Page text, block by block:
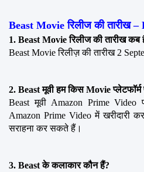
Beast Movie रिलीज की तारीख –
1. Beast Movie रिलीज की तारीख कब
Beast Movie रिलीज़ की तारीख 2
2. Beast मूवी हम किस Movie
Beast मूवी Amazon Prime Video
Amazon Prime Video में खरीदारी
सराहना कर सकते हैं।
3. Beast के कलाकार कौन हैं?